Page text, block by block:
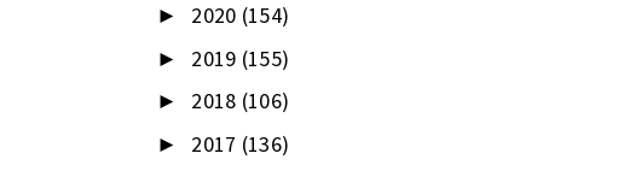
► 2020 (154)
► 2019 (155)
► 2018 (106)
► 2017 (136)